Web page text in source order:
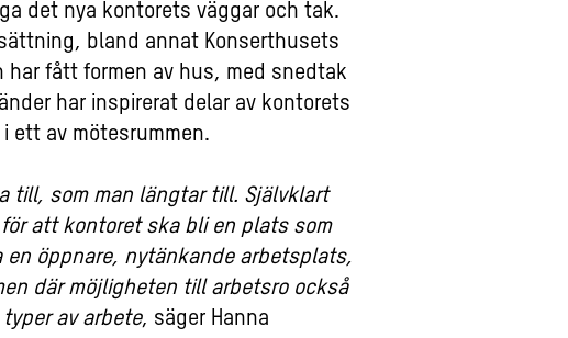
det nya kontorets väggar och tak.
bland annat Konserthusets
har fått formen av hus, med snedtak
har inspirerat delar av kontorets
ett av mötesrummen.
till, som man längtar till. Självklart
att kontoret ska bli en plats som
öppnare, nytänkande arbetsplats,
där möjligheten till arbetsro också
av arbete, säger Hanna